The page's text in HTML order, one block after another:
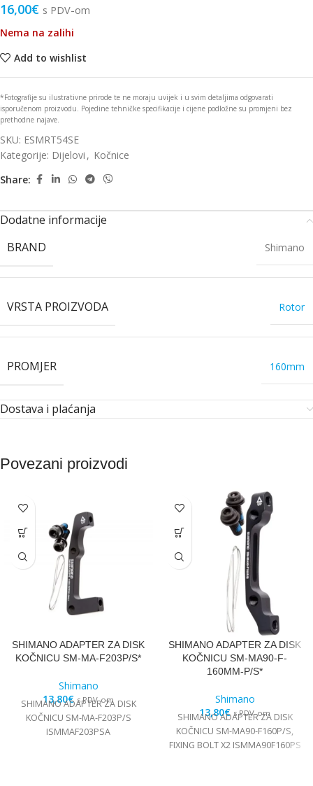
16,00€ s PDV-om
Nema na zalihi
Add to wishlist
*Fotografije su ilustrativne prirode te ne moraju uvijek i u svim detaljima odgovarati
isporučenom proizvodu. Pojedine tehničke specifikacije i cijene podložne su promjeni bez
prethodne najave.
SKU: ESMRT54SE
Kategorije: Dijelovi , Kočnice
Share:
Dodatne informacije
BRAND
Shimano
VRSTA PROIZVODA Rotor
PROMJER 160mm
Dostava i plaćanja
Povezani proizvodi
SHIMANO ADAPTER ZA DISK
KOČNICU SM-MA-F203P/S*
Shimano
13,80€ s PDV-om
SHIMANO ADAPTER ZA DISK
KOČNICU SM-MA-F203P/S
ISMMAF203PSA
SHIMANO ADAPTER ZA DISK
KOČNICU SM-MA90-F-
160MM-P/S*
Shimano
13,80€ s PDV-om
SHIMANO ADAPTER ZA DISK
KOČNICU SM-MA90-F160P/S,
FIXING BOLT X2 ISMMA90F160PS